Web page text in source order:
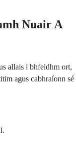
Nuair A
allais i bhfeidhm ort,
agus cabhraíonn sé